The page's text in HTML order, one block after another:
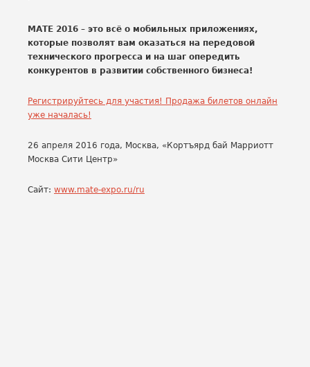
МАТЕ 2016 – это всё о мобильных приложениях,
которые позволят вам оказаться на передовой
технического прогресса и на шаг опередить
конкурентов в развитии собственного бизнеса!
Регистрируйтесь для участия! Продажа билетов онлайн
уже началась!
26 апреля 2016 года, Москва, «Кортъярд бай Марриотт
Москва Сити Центр»
Сайт: www.mate-expo.ru/ru